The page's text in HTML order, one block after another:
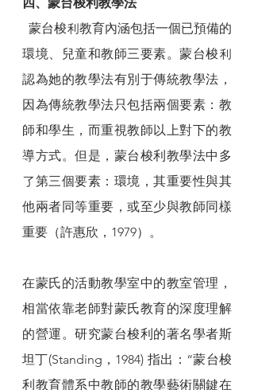
環境、兒童和教師三要素。蒙台梭利
認為她的教學法有別于傳統教學法，
因為傳統教學法只包括兩個要素：教
師和學生，而重視教師以上對下的教
導方式。但是，蒙台梭利教學法中多
了第三個要素：環境，其重要性與其
他兩者同等重要，或至少與教師同樣
重要（許惠欣，1979）。
在蒙氏的活動教學室中的教室管理，
相當依靠老師對蒙氏教育的深度理解
的營運。研究蒙台梭利的著名學者斯
坦丁(Standing，1984) 指出：“蒙台梭
利教育體系中教師的教學藝術關鍵在